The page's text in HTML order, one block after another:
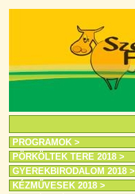
PROGRAMOK >
PÖRKÖLTEK TERE 2018 >
GYEREKBIRODALOM 2018 >
KÉZMŰVESEK 2018 >